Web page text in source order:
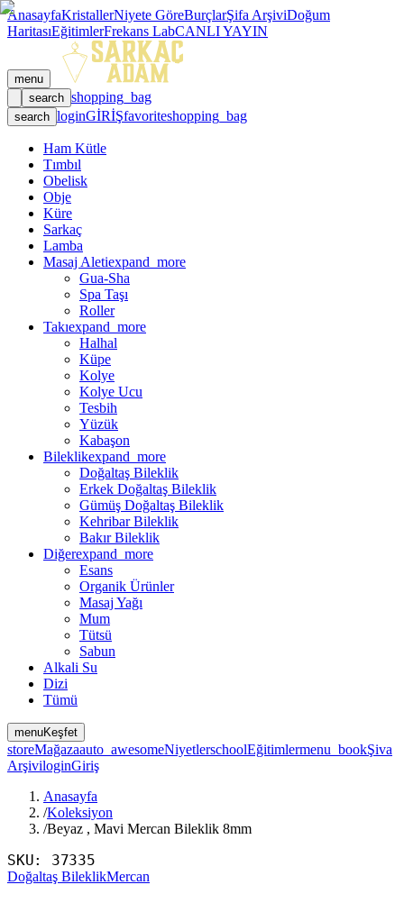
AnasayfaKristallerNiyete GöreBurçlarŞifa ArşiviDoğum
HaritasıEğitimlerFrekans LabCANLI YAYIN
menu
search shopping_bag
search loginGİRİŞfavoriteshopping_bag
Ham Kütle
Tımbıl
Obelisk
Obje
Küre
Sarkaç
Lamba
Masaj Aletiexpand_more
Gua-Sha
Spa Taşı
Roller
Takıexpand_more
Halhal
Küpe
Kolye
Kolye Ucu
Tesbih
Yüzük
Kabaşon
Bileklikexpand_more
Doğaltaş Bileklik
Erkek Doğaltaş Bileklik
Gümüş Doğaltaş Bileklik
Kehribar Bileklik
Bakır Bileklik
Diğerexpand_more
Esans
Organik Ürünler
Masaj Yağı
Mum
Tütsü
Sabun
Alkali Su
Dizi
Tümü
menuKeşfet
storeMağazaauto_awesomeNiyetlerschoolEğitimlermenu_bookŞiva
ArşiviloginGiriş
Anasayfa
/Koleksiyon
/Beyaz , Mavi Mercan Bileklik 8mm
SKU: 37335
Doğaltaş BileklikMercan